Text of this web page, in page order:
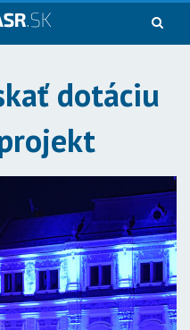
dotáciu